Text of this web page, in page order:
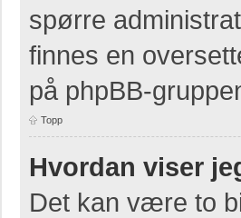
spørre
finnes en
på phpBB-
Topp
Hvordan viser
Det kan være to